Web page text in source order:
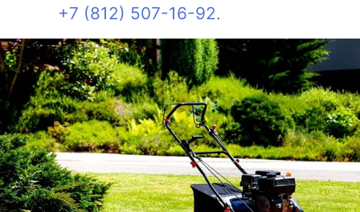
+7 (812) 507-16-92.